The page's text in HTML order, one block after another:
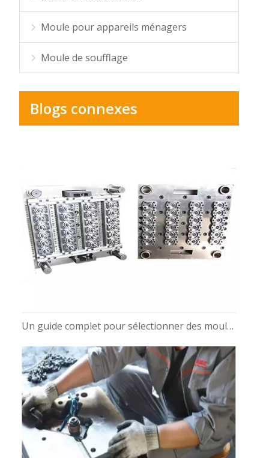
Moule pour appareils ménagers
Moule de soufflage
Blogs connexes
Un guide complet pour sélectionner des moules de préformes PET pour bouteilles